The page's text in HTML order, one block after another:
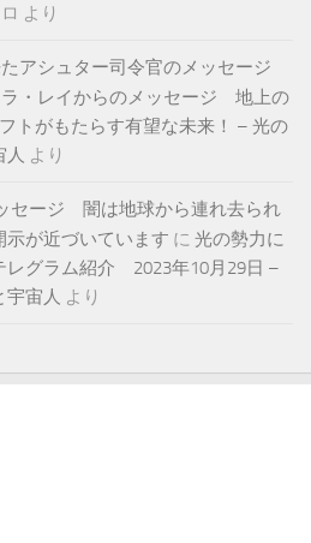
より
たアシュター司令官のメッセージ
・レイからのメッセージ 地上の
トがもたらす有望な未来！ – 光の
人 より
セージ 闇は地球から連れ去られ
が近づいています に 光の勢力に
レグラム紹介 2023年10月29日 –
宇宙人 より